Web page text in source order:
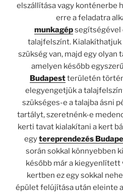
elszállítása vagy konténerbe
erre a feladatra
munkagépsegítségével
talajfelszínt. Kialakíthatjuk
szükség van, majd egy olyan
amelyen később
Budapestterületén
elegyengetjük a
szükséges-e a talajba ásni
tartályt, szeretnénk-e
kerti tavat kialakítani a kert
egytereprendezés
során sokkal könnyebben
később már a
kertben ez egy sokkal
épület felújítása után eleinte